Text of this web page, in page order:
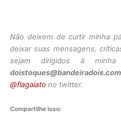
Não deixem de curtir minha
deixar suas mensagens,
sejam dirigidos à minha
doistoques@bandeiradois.com
@flagaiato no twitter.
Compartilhe isso: